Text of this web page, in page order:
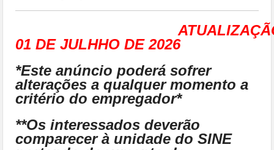
01 DE JULHHO DE 2026
*Este anúncio poderá sofrer
alterações a qualquer momento a
critério do empregador*
**Os interessados deverão
comparecer à unidade do SINE